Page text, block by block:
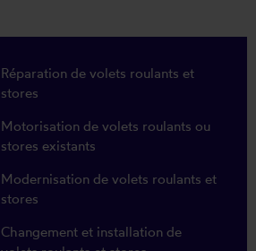
Réparation de volets roulants et
stores
Motorisation de volets roulants ou
stores existants
Modernisation de volets roulants et
stores
Changement et installation de